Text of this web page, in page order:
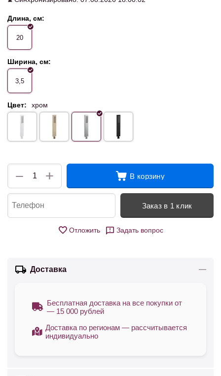
Длина, см:
20
Ширина, см:
3,5
Цвет: хром
+
− В корзину
Заказ в 1 клик
Отложить Задать вопрос
Доставка
Бесплатная доставка на все покупки от
— 15 000 рублей
Доставка по регионам — рассчитывается
индивидуально